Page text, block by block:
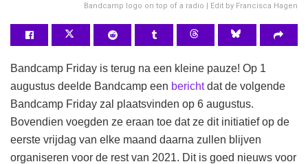
Bandcamp logo on top of a radio | Edit by Francisca Hagen
Bandcamp Friday is terug na een kleine pauze! Op 1
augustus deelde Bandcamp een berichtdat de volgende
Bandcamp Friday zal plaatsvinden op 6 augustus.
Bovendien voegden ze eraan toe dat ze dit initiatief op de
eerste vrijdag van elke maand daarna zullen blijven
organiseren voor de rest van 2021. Dit is goed nieuws voor